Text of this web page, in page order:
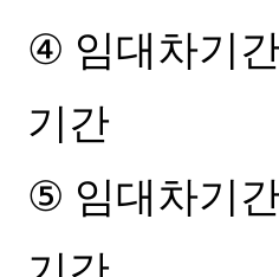
④ 임대차기
기간
⑤ 임대차기